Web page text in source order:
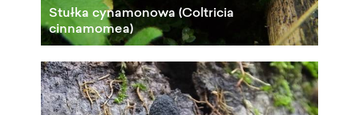
Stułka cynamonowa (Coltricia
cinnamomea)